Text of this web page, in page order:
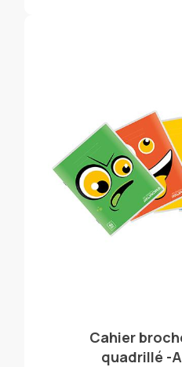
Cahier
quadrillé -